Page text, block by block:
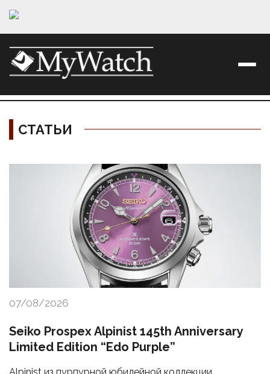
СТАТЬИ
Материалы
07/08/2026
Seiko Prospex Alpinist 145th Anniversary
Limited Edition “Edo Purple”